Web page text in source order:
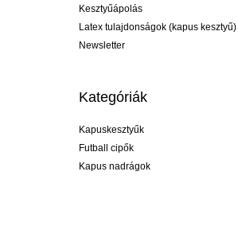
Kesztyűápolás
Latex tulajdonságok (kapus kesztyű)
Newsletter
Kategóriák
Kapuskesztyűk
Futball cipők
Kapus nadrágok